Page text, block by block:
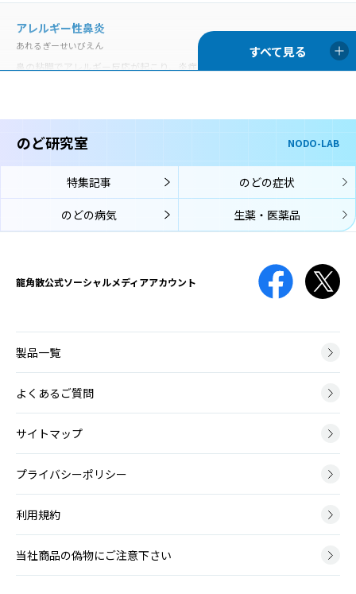
歯周病は、歯の周囲にプラーク（細菌の塊）が付着することが原因と
なって、歯茎に炎症が起きて赤くなったり、歯を支える骨が溶けて歯
がぐらぐらしたりする病気です。
舌苔
舌苔（ぜったい）とは、舌表面に付着した白い苔（こけ）のような物
です。真っ白ではなく灰白色、黄白色のこともあります。
口腔咽頭カンジダ
こうくういんとうかんじだ
ランスが崩れてしまった時などに、口腔内にカンジダ菌が増殖して口
腔咽頭カンジダ症を引き起こします。
膿栓
のうせん
のどの扁桃には多数のくぼみがあります。そのくぼみに細菌やウイル
スの死骸、食べかすなどがたまって形成される白っぽい塊が膿栓で
咽頭がん
いんとうがん
咽頭とは鼻の奥から食道の上までの、空気や飲食物が通るところで
す。上から順に上咽頭・中咽頭・下咽頭に分けられ、いずれの部位に
もがんができます。
アデノイド増殖症
声帯の動きを司っている「反回神経」に麻痺がおこり、声帯の動きが
悪くなる状態です。
声帯萎縮
せいたいけっせつ
声帯結節は、声帯に結節（ペンだこのようなもの）ができて、声の変
化が起こる病気です。
声帯ポリープ
る炎症や大声を出した時などに、声帯の血管から出血して、その修復
過程で形成されます。
ポリープ様声帯
ぽりーぷようせいたい
ポリープ様声帯とは、声帯の左右両側が全体的にむくんだように腫れ
吃音
きつおん
吃音（きつおん、どもり）とは、声を出す通り道に異常はみられませ
んが、滑らかな発話ができない言語障害です。
アレルギー性鼻炎
あれるぎーせいびえん
鼻の粘膜でアレルギー反応が起こり、炎症を生じる病気です。通年性
喉頭アレルギー
こうとうあれるぎー
喉頭アレルギーでは、鼻や口からアレルゲン（アレルギーの原因物
質）が入り、喉頭の粘膜に到達してそこでアレルギー反応が起こり、
のどの症状が生じます。
やくざいせい
治療のために薬の服用や点滴をしても、期待する効果以外の有害な反
様々です。
しんけいきんしっかん
病気です。
脳血管障害後
脳血管障害とは、脳の血管がつまる脳梗塞と、脳の血管が破れる脳出
血・くも膜下出血のことで、その後遺症としてのどに症状がでること
があります。
のど研究室 NODO-LAB
特集記事 のどの症状
のどの病気 生薬・医薬品
龍角散公式ソーシャルメディアアカウント
製品一覧
よくあるご質問
サイトマップ
プライバシーポリシー
利用規約
当社商品の偽物にご注意下さい